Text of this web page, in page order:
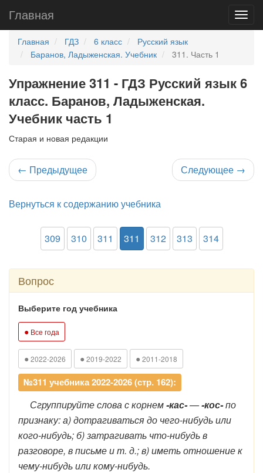
Главная
Главная ГДЗ 6 класс
Русский язык
Баранов, Ладыженская. Учебник
311. Часть 1
Упражнение 311 - ГДЗ Русский язык 6
класс. Баранов, Ладыженская.
Учебник часть 1
Старая и новая редакции
← Предыдущее Следующее →
Вернуться к содержанию учебника
309 310 311 311 312 313 314
Вопрос
Выберите год учебника
● Все года
● 2022-2026 ● 2019-2022 ● 2011-2018
№311 учебника 2022-2026 (стр. 162):
Сгруппируйте слова с корнем-кас-—-кос-по
признаку: а) дотрагиваться до чего-нибудь или
кого-нибудь; б) затрагивать что-нибудь в
разговоре, в письме и т. д.; в) иметь отношение к
чему-нибудь или кому-нибудь.